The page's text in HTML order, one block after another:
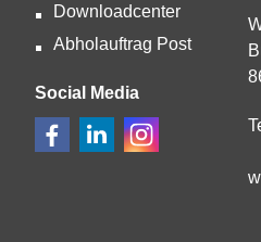
Downloadcenter
Abholauftrag Post
Social Media